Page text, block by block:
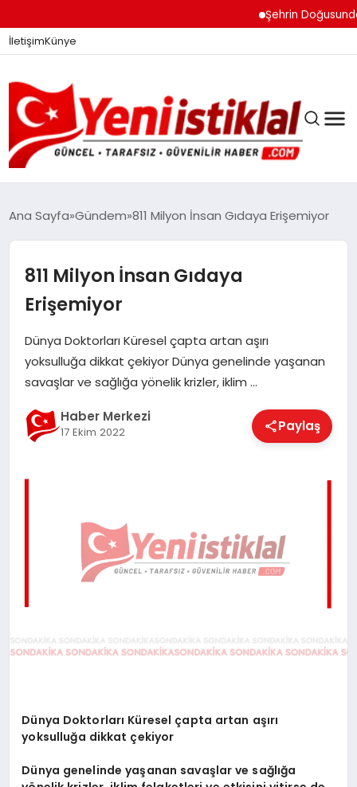
Şehrin Doğusundan
İletişimKünye
DÜNYA
EĞITIM
EKONOMI
SPOR
Ana Sayfa Gündem 811 Milyon İnsan Gıdaya Erişemiyor
811 Milyon İnsan Gıdaya
Erişemiyor
Dünya Doktorları Küresel çapta artan aşırı
yoksulluğa dikkat çekiyor Dünya genelinde yaşanan
savaşlar ve sağlığa yönelik krizler, iklim …
Haber Merkezi
17 Ekim 2022 Paylaş
Dünya Doktorları Küresel çapta artan aşırı
yoksulluğa dikkat çekiyor
Dünya genelinde yaşanan savaşlar ve sağlığa